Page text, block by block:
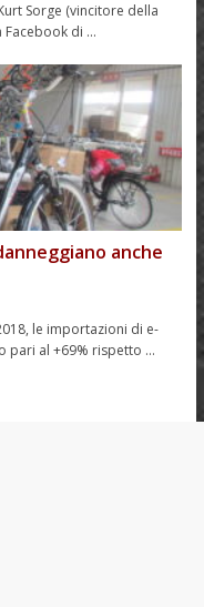
Sorge (vincitore della
Facebook di …
anche
le importazioni di e-
pari al +69% rispetto …